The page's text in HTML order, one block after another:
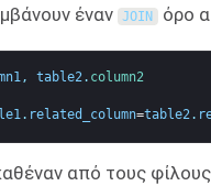
έναν JOIN όρο
, table2. column2
. related_column=table2.
από τους